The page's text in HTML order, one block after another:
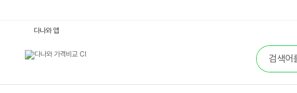
합
검
색
다나와 앱